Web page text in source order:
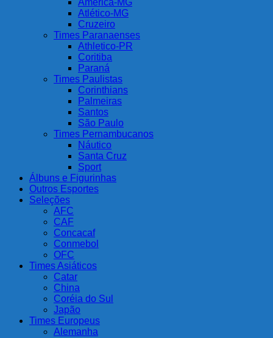
América-MG
Atlético-MG
Cruzeiro
Times Paranaenses
Athletico-PR
Coritiba
Paraná
Times Paulistas
Corinthians
Palmeiras
Santos
São Paulo
Times Pernambucanos
Náutico
Santa Cruz
Sport
Álbuns e Figurinhas
Outros Esportes
Seleções
AFC
CAF
Concacaf
Conmebol
OFC
Times Asiáticos
Catar
China
Coréia do Sul
Japão
Times Europeus
Alemanha